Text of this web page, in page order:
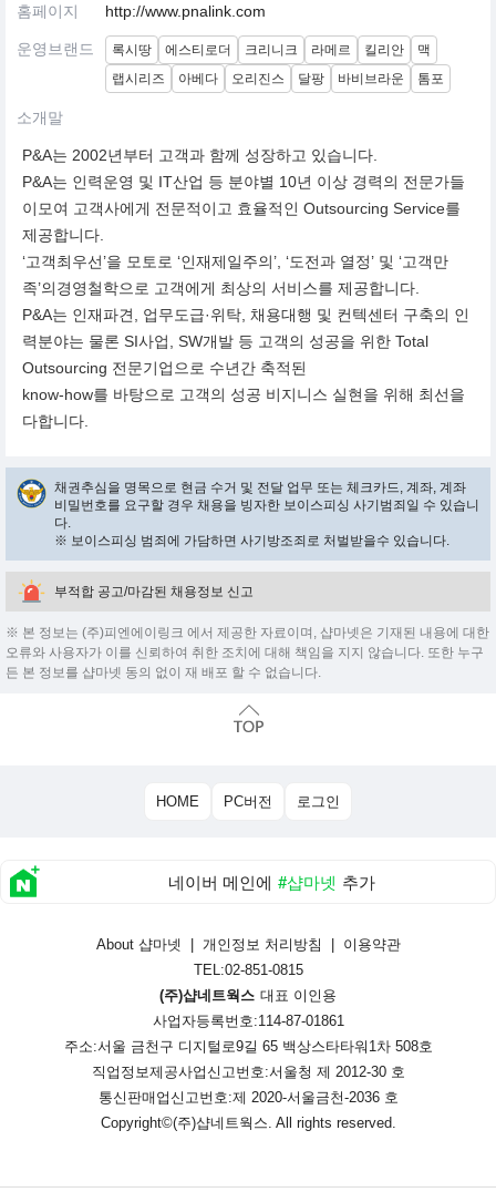
홈페이지 http://www.pnalink.com
운영브랜드 록시땅 에스티로더 크리니크 라메르 킬리안
맥
랩시리즈
아베다 오리진스 달팡 바비브라운 톰포
소개말
P&A는 2002년부터 고객과 함께 성장하고 있습니다.
P&A는 인력운영 및 IT산업 등 분야별 10년 이상 경력의 전문가들
이모여 고객사에게 전문적이고 효율적인 Outsourcing Service를
제공합니다.
‘고객최우선’을 모토로 ‘인재제일주의’, ‘도전과 열정’ 및 ‘고객만
족’의경영철학으로 고객에게 최상의 서비스를 제공합니다.
P&A는 인재파견, 업무도급·위탁, 채용대행 및 컨텍센터 구축의 인
력분야는 물론 SI사업, SW개발 등 고객의 성공을 위한 Total
Outsourcing 전문기업으로 수년간 축적된
know-how를 바탕으로 고객의 성공 비지니스 실현을 위해 최선을
다합니다.
채권추심을 명목으로 현금 수거 및 전달 업무 또는 체크카드, 계좌, 계좌
비밀번호를 요구할 경우 채용을 빙자한 보이스피싱 사기범죄일 수 있습니
다.
※ 보이스피싱 범죄에 가담하면 사기방조죄로 처벌받을수 있습니다.
부적합 공고/마감된 채용정보 신고
※ 본 정보는 (주)피엔에이링크 에서 제공한 자료이며, 샵마넷은 기재된 내용에 대한
오류와 사용자가 이를 신뢰하여 취한 조치에 대해 책임을 지지 않습니다. 또한 누구
든 본 정보를 샵마넷 동의 없이 재 배포 할 수 없습니다.
HOME PC버전 로그인
네이버 메인에 #샵마넷 추가
About 샵마넷 | 개인정보 처리방침 | 이용약관
TEL:02-851-0815
(주)샵네트웍스 대표 이인용
사업자등록번호:114-87-01861
주소:서울 금천구 디지털로9길 65 백상스타타워1차 508호
직업정보제공사업신고번호:서울청 제 2012-30 호
통신판매업신고번호:제 2020-서울금천-2036 호
Copyright©(주)샵네트웍스 . All rights reserved.